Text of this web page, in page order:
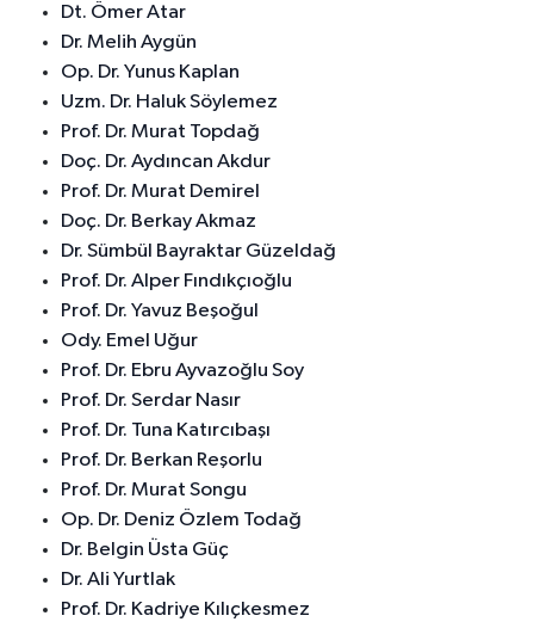
Dt. Ömer Atar
Dr. Melih Aygün
Op. Dr. Yunus Kaplan
Uzm. Dr. Haluk Söylemez
Prof. Dr. Murat Topdağ
Doç. Dr. Aydıncan Akdur
Prof. Dr. Murat Demirel
Doç. Dr. Berkay Akmaz
Dr. Sümbül Bayraktar Güzeldağ
Prof. Dr. Alper Fındıkçıoğlu
Prof. Dr. Yavuz Beşoğul
Ody. Emel Uğur
Prof. Dr. Ebru Ayvazoğlu Soy
Prof. Dr. Serdar Nasır
Prof. Dr. Tuna Katırcıbaşı
Prof. Dr. Berkan Reşorlu
Prof. Dr. Murat Songu
Op. Dr. Deniz Özlem Todağ
Dr. Belgin Üsta Güç
Dr. Ali Yurtlak
Prof. Dr. Kadriye Kılıçkesmez